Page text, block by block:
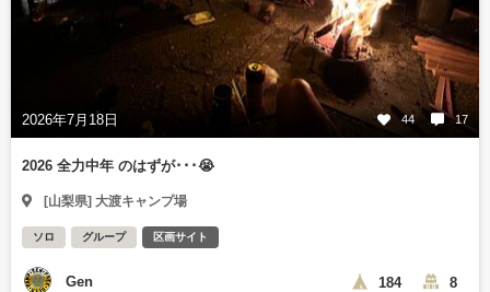
2026年7月18日 44 17
2026 全力中年 のはずが･･･😭
[山梨県] 大渡キャンプ場
ソロ グループ 区画サイト
Gen 184 8